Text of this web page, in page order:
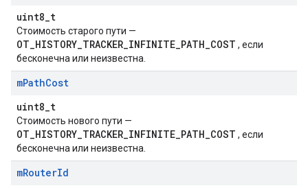
uint8_t
Стоимость старого пути —
OT_HISTORY_TRACKER_INFINITE_PATH_COST , если
бесконечна или неизвестна.
mPathCost
uint8_t
Стоимость нового пути —
OT_HISTORY_TRACKER_INFINITE_PATH_COST , если
бесконечна или неизвестна.
mRouterId